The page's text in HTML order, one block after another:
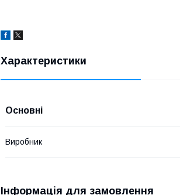
Характеристики
Основні
Виробник
Інформація для замовлення